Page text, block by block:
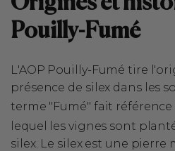
Pouilly-Fumé
L'AOP Pouilly-Fumé tire
présence de silex dans les
terme "Fumé" fait référence
lequel les vignes sont
silex. Le silex est une pierre